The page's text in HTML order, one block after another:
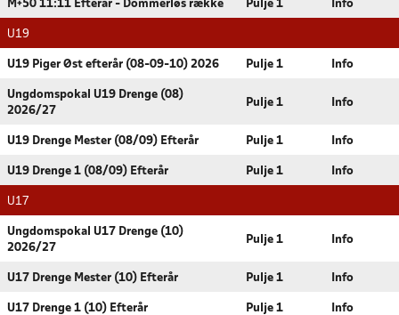
M+50 11:11 Efterår - Dommerløs række Pulje 1 Info
U19
U19 Piger Øst efterår (08-09-10) 2026 Pulje 1 Info
Ungdomspokal U19 Drenge (08)
2026/27
Pulje 1 Info
U19 Drenge Mester (08/09) Efterår Pulje 1 Info
U19 Drenge 1 (08/09) Efterår Pulje 1 Info
U17
Ungdomspokal U17 Drenge (10)
2026/27
Pulje 1 Info
U17 Drenge Mester (10) Efterår Pulje 1 Info
U17 Drenge 1 (10) Efterår Pulje 1 Info